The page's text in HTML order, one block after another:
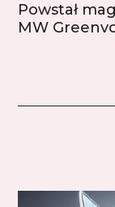
Powstał
MW